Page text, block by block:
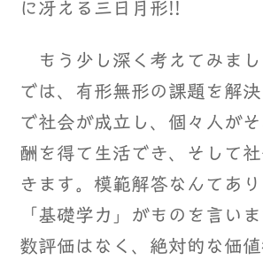
に冴える三日月形!!
もう少し深く考えてみまし
では、有形無形の課題を解
で社会が成立し、個々人が
酬を得て生活でき、そして
きます。模範解答なんてあり
「基礎学力」がものを言い
数評価はなく、絶対的な価